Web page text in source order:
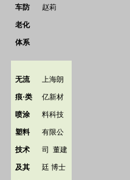
车防
老化
体系
赵莉
无流
痕·类
喷涂
塑料
技术
及其
上海朗
亿新材
料科技
有限公
司 董建
廷 博士